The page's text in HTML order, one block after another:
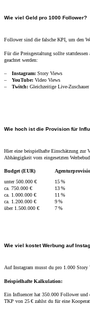
Wie viel Geld pro 1000 Follower?
Follower sind die falsche KPI, um den
Für die Preisgestaltung sollte
geachtet werden:
Instagram: Story Views
YouTube: Video Views
Twitch: Gleichzeitige Live-
Wie hoch ist die Provision für
Hier eine beispielhafte Einschätzung zur
Abhängigkeit vom eingesetzten
Budget (EUR)
unter 500.000 €
15 %
ca. 750.000 €
13 %
ca. 1.000.000 €
11 %
ca. 1.200.000 €
9 %
über 1.500.000 €
7 %
Wie viel kostet Werbung auf
Auf Instagram musst du pro 1.000
Beispielhafte Kalkulation:
Ein Influencer hat 350.000 Follower
TKP von 25 € zahlst du für eine